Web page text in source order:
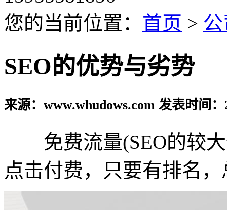
您的当前位置： 首页 >
SEO的优势与劣势
来源：www.whudows.com 发表时间：
免费流量(SEO的较大
点击付费，只要有排名